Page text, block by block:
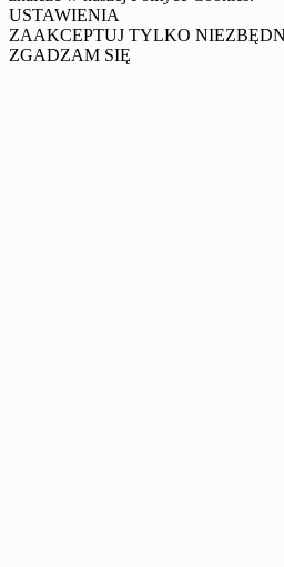
USTAWIENIA
ZAAKCEPTUJ TYLKO
ZGADZAM SIĘ